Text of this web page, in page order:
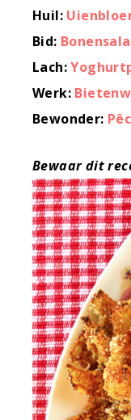
Huil:
Bid:
Lach:
Werk:
Bewonder:
Bewaar dit